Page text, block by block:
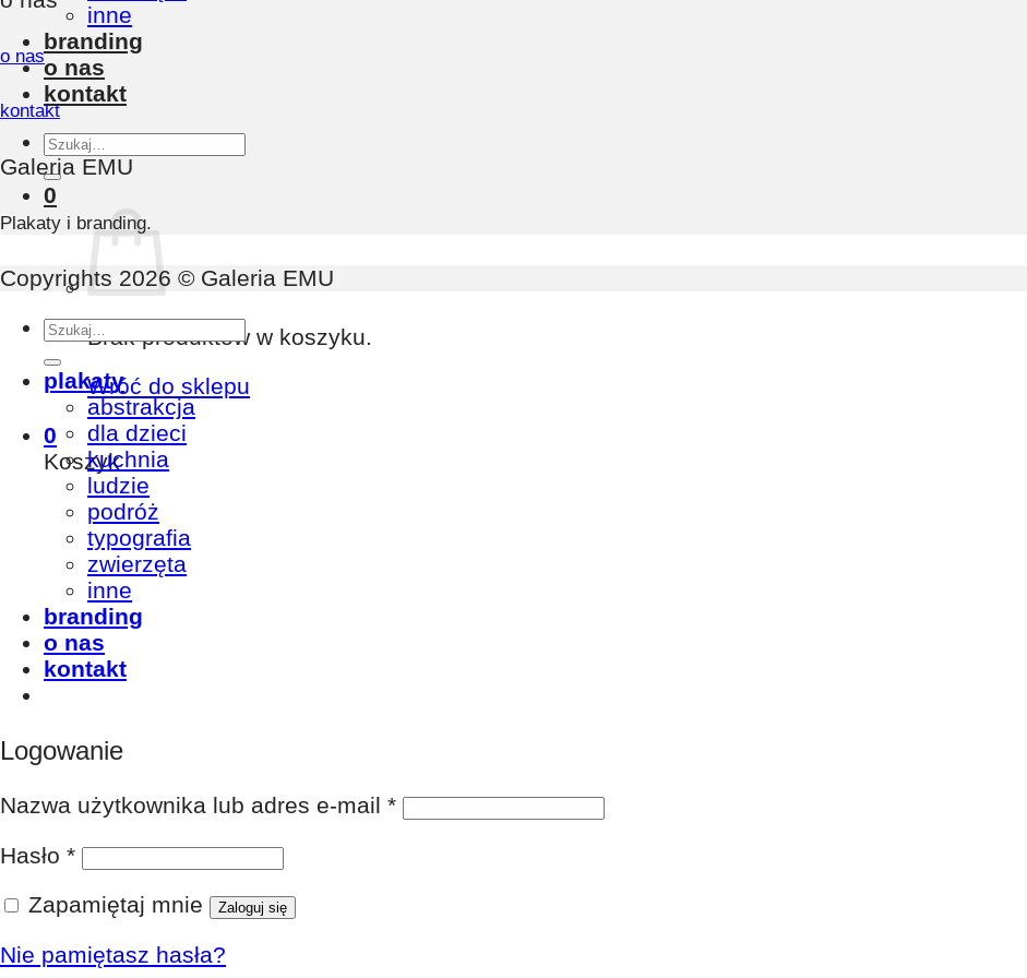
inne
branding
o nas
kontakt
Szukaj:
0
Brak produktów w koszyku.
Wróć do sklepu
0
Koszyk
o nas
kontakt
Galeria EMU
Plakaty i branding.
Copyrights 2026 © Galeria EMU
Szukaj:
plakaty
abstrakcja
dla dzieci
kuchnia
ludzie
podróż
typografia
zwierzęta
inne
branding
o nas
kontakt
Logowanie
Nazwa użytkownika lub adres e-mail *
Hasło *
Zapamiętaj mnie
Zaloguj się
Nie pamiętasz hasła?